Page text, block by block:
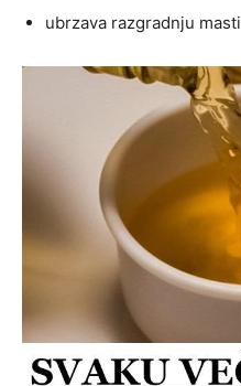
ubrzava razgradnju masti